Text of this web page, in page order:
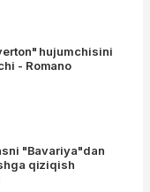
hujumchisini
- Romano
"Bavariya"dan
qiziqish